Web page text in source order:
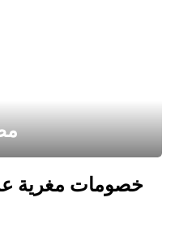
خصومات مغرية